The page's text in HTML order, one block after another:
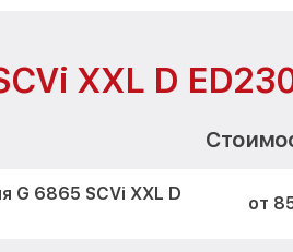
XXL D
G 6865 SCVi XXL D
от